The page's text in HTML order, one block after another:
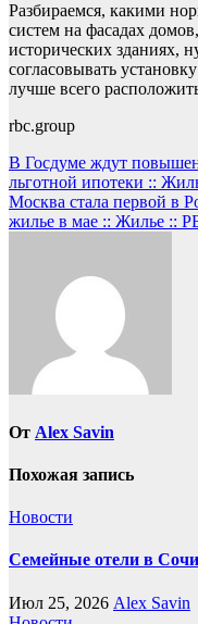
Разбираемся, какими
систем на фасадах
исторических зданиях,
согласовывать
лучше всего
rbc.group
Навигация
по
записям
В Госдуме ждут
льготной ипотеки ::
Москва стала первой в
жилье в мае :: Жилье ::
От Alex Savin
Похожая запись
Новости
Семейные отели в Сочи
Июл 25, 2026 Alex Savin